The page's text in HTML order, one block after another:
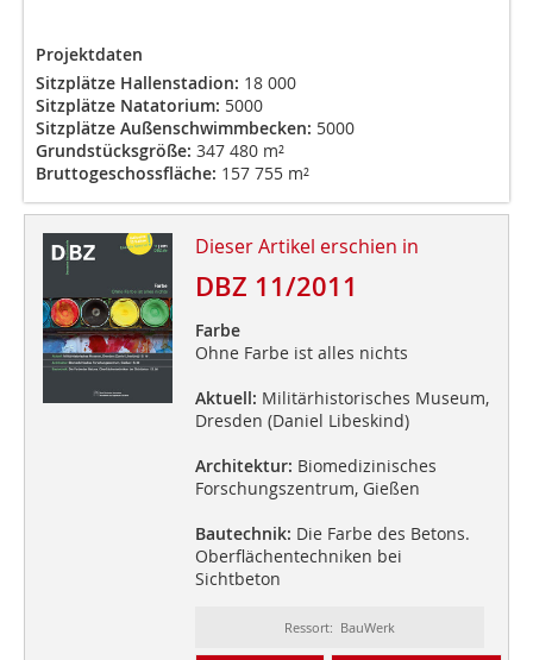
Projektdaten
Sitzplätze Hallenstadion: 18 000
Sitzplätze Natatorium: 5000
Sitzplätze Außenschwimmbecken: 5000
Grundstücksgröße: 347 480 m²
Bruttogeschossfläche: 157 755 m²
Dieser Artikel erschien in
DBZ 11/2011
Farbe
Ohne Farbe ist alles nichts
Aktuell: Militärhistorisches Museum,
Dresden (Daniel Libeskind)
Architektur: Biomedizinisches
Forschungszentrum, Gießen
Bautechnik: Die Farbe des Betons.
Oberflächentechniken bei
Sichtbeton
Ressort: BauWerk